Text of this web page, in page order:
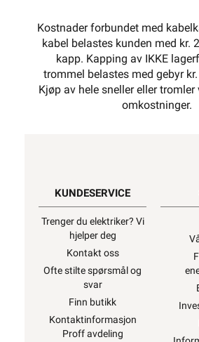
Kostnader forbundet med
kabel belastes kunden med kr.
kapp. Kapping av IKKE
trommel belastes med gebyr
Kjøp av hele sneller eller
omkostninger.
KUNDESERVICE
Trenger du elektriker? Vi
hjelper deg
Kontakt oss
Ofte stilte spørsmål og
svar
Finn butikk
Kontaktinformasjon
Proff avdeling